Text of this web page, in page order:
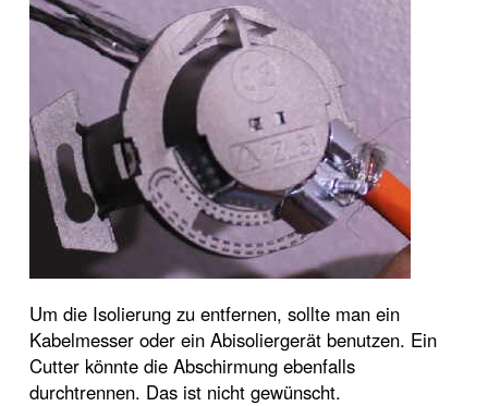
Um die Isolierung zu entfernen, sollte man ein
Kabelmesser oder ein Abisoliergerät benutzen. Ein
Cutter könnte die Abschirmung ebenfalls
durchtrennen. Das ist nicht gewünscht.